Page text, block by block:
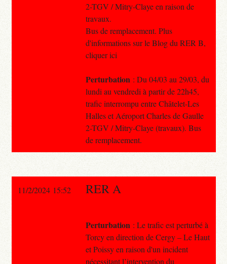
2-TGV / Mitry-Claye en raison de
travaux.
Bus de remplacement. Plus
d'informations sur le Blog du RER B,
cliquer ici
Perturbation : Du 04/03 au 29/03, du
lundi au vendredi à partir de 22h45,
trafic interrompu entre Châtelet-Les
Halles et Aéroport Charles de Gaulle
2-TGV / Mitry-Claye (travaux). Bus
de remplacement.
11/2/2024 15:52 RER A
Perturbation : Le trafic est perturbé à
Torcy en direction de Cergy – Le Haut
et Poissy en raison d'un incident
nécessitant l’intervention du